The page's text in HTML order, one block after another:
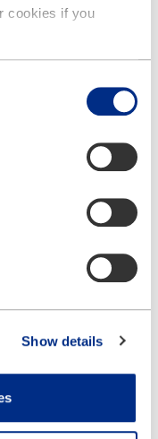
cookies if you
Show details